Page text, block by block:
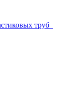
труб